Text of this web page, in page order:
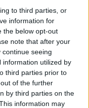
to third parties, or
information for
the below opt-out
note that after your
seeing
information utilized by
third parties prior to
of the further
by third parties on the
information may